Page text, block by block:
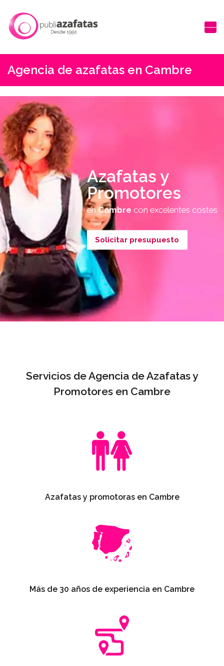
Agencia de azafatas en Cambre
Azafatas y
Promotores
enCambre con excelentes costes
Solicitar presupuesto
Servicios de Agencia de Azafatas y
Promotores en Cambre
Azafatas y promotoras en Cambre
Más de 30 años de experiencia en Cambre